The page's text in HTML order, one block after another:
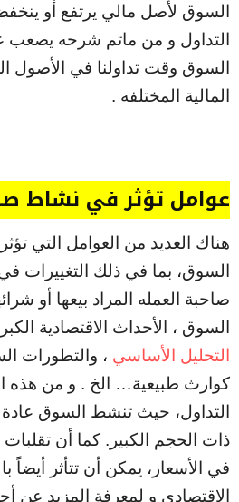
السوق لأصل مالي يرتفع أو
التداول و من ماتم شرحه يصعب
السوق وقت تداولنا في الأصول
المالية المختلفه .
عوامل تؤثر في نشاط
هناك العديد من العوامل التي
السوق، بما في ذلك التغييرات في
صاحبة العمله المراد بيعها أو
السوق ، الأحداث الاقتصادية
التحليل الأساسي ، والتطورات
كوارث طبيعية… الخ . و من هذه
التداول، حيث تنشط السوق عادة
ذات الحجم الكبير. كما أن
في الأسعار، يمكن أن تتأثر أيضاً
الاقتصادي و لمعرفة المزيد عن